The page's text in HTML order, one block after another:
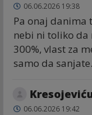
06.06.2026 19:38
Pa onaj danima
nebi ni toliko da
300%, vlast za
samo da sanjate.
06.06.2026 19:42